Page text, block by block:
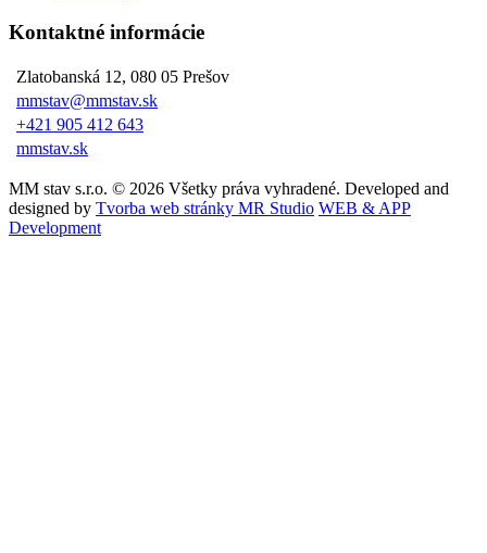
Kontaktné informácie
Zlatobanská 12, 080 05 Prešov
mmstav@mmstav.sk
+421 905 412 643
mmstav.sk
MM stav s.r.o. © 2026 Všetky práva vyhradené. Developed and
designed by Tvorba web stránky MR Studio WEB & APP
Development